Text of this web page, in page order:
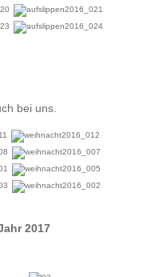
bei uns.
2017